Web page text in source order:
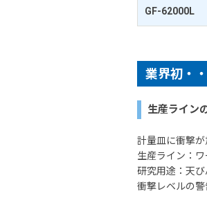
GF-62000L
業界初・
生産ライン
計量皿に衝撃
生産ライン：
研究用途：天
衝撃レベルの